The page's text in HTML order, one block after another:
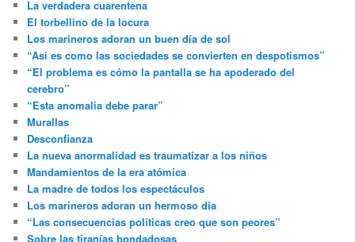
La verdadera cuarentena
El torbellino de la locura
Los marineros adoran un buen día de sol
“Así es como las sociedades se convierten en despotismos”
“El problema es cómo la pantalla se ha apoderado del
cerebro”
“Esta anomalía debe parar”
Murallas
Desconfianza
La nueva anormalidad es traumatizar a los niños
Mandamientos de la era atómica
La madre de todos los espectáculos
Los marineros adoran un hermoso día
“Las consecuencias políticas creo que son peores”
Sobre las tiranías bondadosas